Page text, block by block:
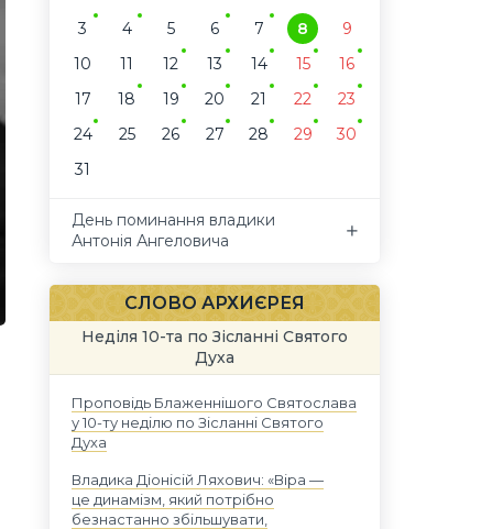
3
4 5 6 7 8
9
10
11 12 13 14 15
16
17
18 19 20 21 22
23
24
25 26 27 28 29
30
31
День поминання владики
Антонія Ангеловича
СЛОВО АРХИЄРЕЯ
Неділя 10-та по Зісланні Святого
Духа
Проповідь Блаженнішого Святослава
у 10-ту неділю по Зісланні Святого
Духа
Владика Діонісій Ляхович: «Віра —
це динамізм, який потрібно
безнастанно збільшувати,